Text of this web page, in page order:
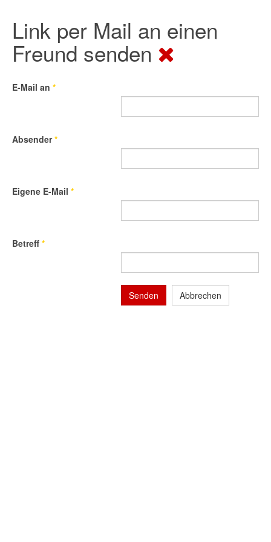
Link per Mail an einen
Freund senden
E-Mail an *
Absender*
Eigene E-Mail *
Betreff *
Senden Abbrechen